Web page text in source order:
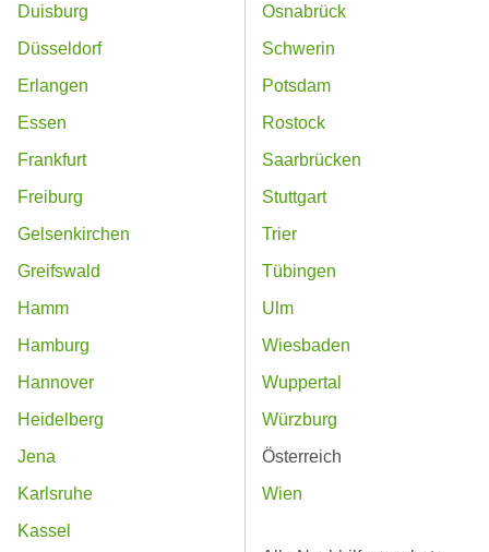
Duisburg
Düsseldorf
Erlangen
Essen
Frankfurt
Freiburg
Gelsenkirchen
Greifswald
Hamm
Hamburg
Hannover
Heidelberg
Jena
Karlsruhe
Kassel
Osnabrück
Schwerin
Potsdam
Rostock
Saarbrücken
Stuttgart
Trier
Tübingen
Ulm
Wiesbaden
Wuppertal
Würzburg
Österreich
Wien